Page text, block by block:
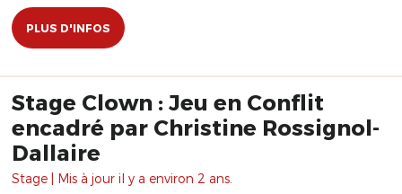
PLUS D'INFOS
Stage Clown : Jeu en Conflit
encadré par Christine Rossignol-
Dallaire
Stage | Mis à jour il y a environ 2 ans.